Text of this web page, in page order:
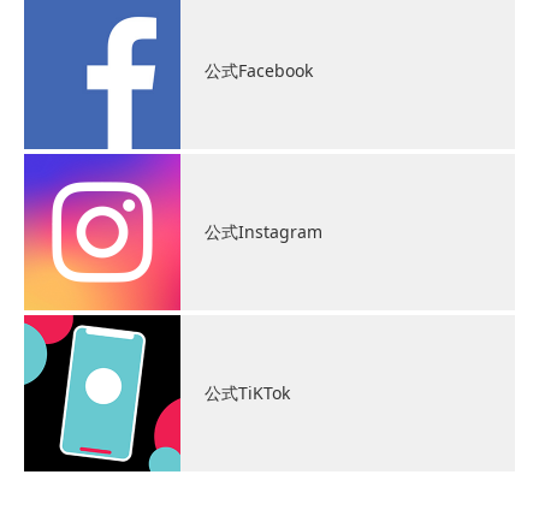
公式Facebook
公式Instagram
公式TiKTok